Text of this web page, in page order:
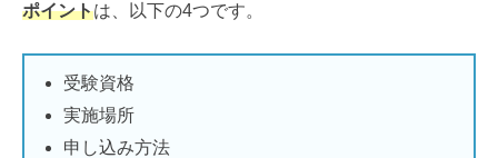
ポイントは、以下の4つです。
受験資格
実施場所
申し込み方法